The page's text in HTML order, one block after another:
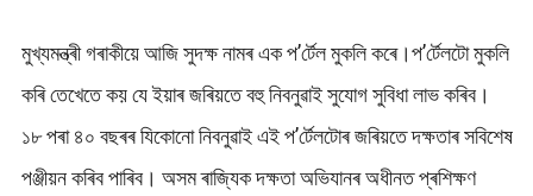
মুখ্যমন্ত্ৰী গৰাকীয়ে আজি সুদক্ষ নামৰ এক প’ৰ্টেল মুকলি কৰে।প’ৰ্টেলটো মুকলি
কৰি তেখেতে কয় যে ইয়াৰ জৰিয়তে বহু নিবনুৱাই সুযোগ সুবিধা লাভ কৰিব।
১৮ পৰা ৪০ বছৰৰ যিকোনো নিবনুৱাই এই প’ৰ্টেলটোৰ জৰিয়তে দক্ষতাৰ সবিশেষ
পঞ্জীয়ন কৰিব পাৰিব। অসম ৰাজ্যিক দক্ষতা অভিযানৰ অধীনত প্ৰশিক্ষণ